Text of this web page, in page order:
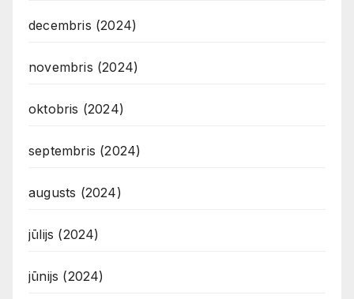
decembris (2024)
novembris (2024)
oktobris (2024)
septembris (2024)
augusts (2024)
jūlijs (2024)
jūnijs (2024)